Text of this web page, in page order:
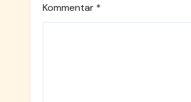
Kommentar *